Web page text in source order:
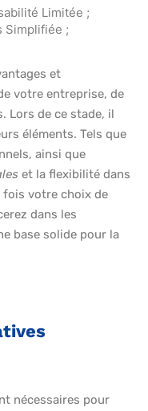
Limitée ;
Simplifiée ;
et
votre entreprise, de
Lors de ce stade, il
éléments. Tels que
ainsi que
et la flexibilité dans
fois votre choix de
dans les
base solide pour la
nécessaires pour